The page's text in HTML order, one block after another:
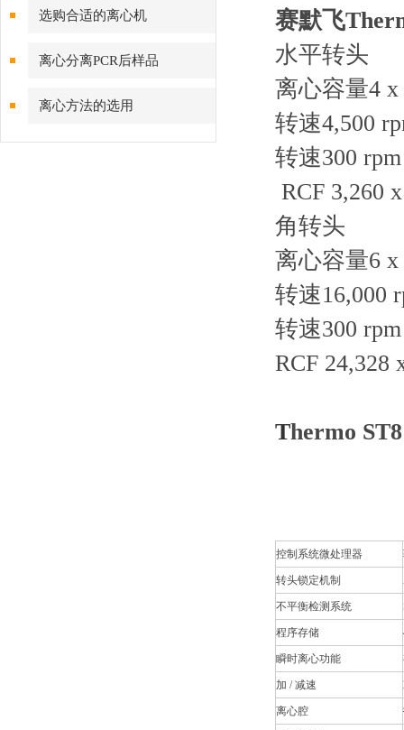
选购合适的离心机
离心分离PCR后样品
离心方法的选用
赛默飞
水平转头
离心容量4
转速4,500
转速300
RCF 3,260
角转头
离心容量6
转速16,000
转速300
RCF 24,328
Thermo
控制系统微处理器
转头锁定机制
不平衡检测系统
程序存储
瞬时离心功能
加 / 减速
离心腔